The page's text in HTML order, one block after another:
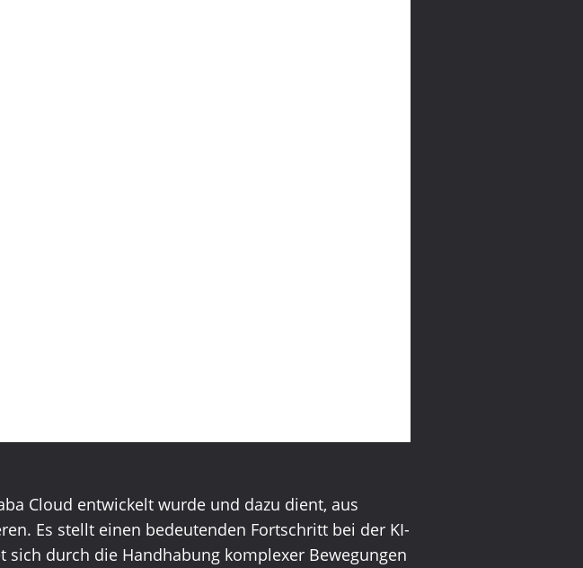
Cloud entwickelt wurde und dazu dient, aus
Es stellt einen bedeutenden Fortschritt bei der KI-
durch die Handhabung komplexer Bewegungen